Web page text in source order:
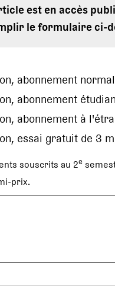
est en accès
le formulaire ci-
abonnement
abonnement
abonnement à
essai gratuit de 3
souscrits au 2e
prix.